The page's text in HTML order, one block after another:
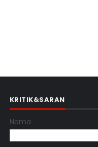
KRITIK&SARAN
Nama